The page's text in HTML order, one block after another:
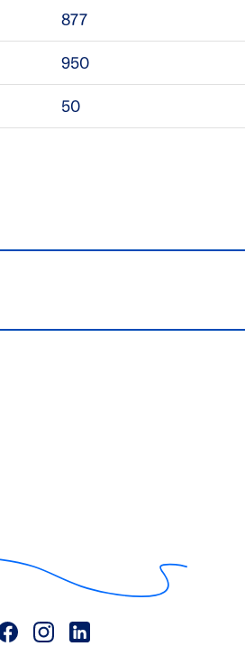
877
950
50